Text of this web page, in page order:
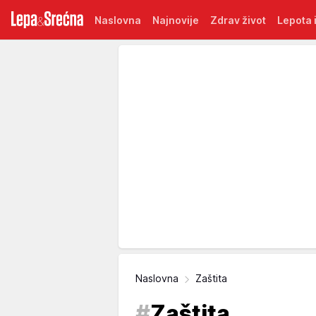
Naslovna Najnovije Zdrav život Lepota
Naslovna Zaštita